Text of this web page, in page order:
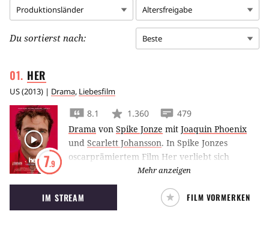
Produktionsländer Altersfreigabe
Du sortierst nach: Beste
HER
US(2013) | Drama, Liebesfilm
7.9
8.1 1.360
479
Drama von Spike Jonze mit Joaquin Phoenix
und Scarlett Johansson. In Spike Jonzes
oscarprämiertem Film Her verliebt sich
Briefautor Joaquin Phoenix in die weibliche
Stimme seines Betriebssystems, ‘verkörpert’
von Scarlett Johansson.
Mehr anzeigen
IM STREAM FILM VORMERKEN